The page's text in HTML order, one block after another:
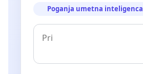
Poganja umetna inteligenca